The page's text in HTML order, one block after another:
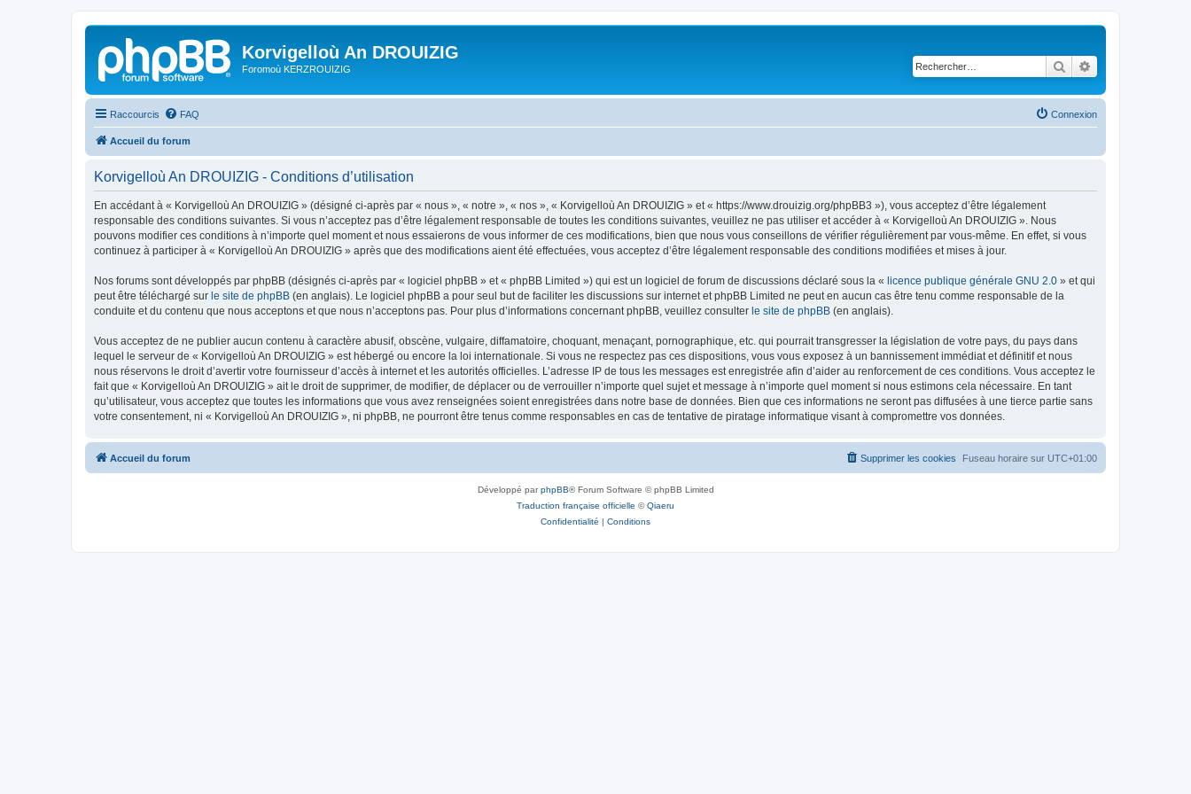
Korvigelloù An DROUIZIG
Foromoù KERZROUIZIG Rechercher
Raccourcis FAQ Connexion
Accueil du forum
Korvigelloù An DROUIZIG - Conditions d’utilisation
En accédant à « Korvigelloù An DROUIZIG » (désigné ci-après par « nous », « notre », « nos », « Korvigelloù An DROUIZIG » et « https://www.drouizig.org/phpBB3 »), vous acceptez d’être légalement
responsable des conditions suivantes. Si vous n’acceptez pas d’être légalement responsable de toutes les conditions suivantes, veuillez ne pas utiliser et accéder à « Korvigelloù An DROUIZIG ». Nous
pouvons modifier ces conditions à n’importe quel moment et nous essaierons de vous informer de ces modifications, bien que nous vous conseillons de vérifier régulièrement par vous-même. En effet, si vous
continuez à participer à « Korvigelloù An DROUIZIG » après que des modifications aient été effectuées, vous acceptez d’être légalement responsable des conditions modifiées et mises à jour.
Nos forums sont développés par phpBB (désignés ci-après par « logiciel phpBB » et « phpBB Limited ») qui est un logiciel de forum de discussions déclaré sous la « licence publique générale GNU 2.0 » et qui
peut être téléchargé sur le site de phpBB (en anglais). Le logiciel phpBB a pour seul but de faciliter les discussions sur internet et phpBB Limited ne peut en aucun cas être tenu comme responsable de la
conduite et du contenu que nous acceptons et que nous n’acceptons pas. Pour plus d’informations concernant phpBB, veuillez consulter le site de phpBB (en anglais).
Vous acceptez de ne publier aucun contenu à caractère abusif, obscène, vulgaire, diffamatoire, choquant, menaçant, pornographique, etc. qui pourrait transgresser la législation de votre pays, du pays dans
lequel le serveur de « Korvigelloù An DROUIZIG » est hébergé ou encore la loi internationale. Si vous ne respectez pas ces dispositions, vous vous exposez à un bannissement immédiat et définitif et nous
nous réservons le droit d’avertir votre fournisseur d’accès à internet et les autorités officielles. L’adresse IP de tous les messages est enregistrée afin d’aider au renforcement de ces conditions. Vous acceptez le
fait que « Korvigelloù An DROUIZIG » ait le droit de supprimer, de modifier, de déplacer ou de verrouiller n’importe quel sujet et message à n’importe quel moment si nous estimons cela nécessaire. En tant
qu’utilisateur, vous acceptez que toutes les informations que vous avez renseignées soient enregistrées dans notre base de données. Bien que ces informations ne seront pas diffusées à une tierce partie sans
votre consentement, ni « Korvigelloù An DROUIZIG », ni phpBB, ne pourront être tenus comme responsables en cas de tentative de piratage informatique visant à compromettre vos données.
Accueil du forum Fuseau horaire sur UTC+01:00
Supprimer les cookies
Développé parphpBB® Forum Software © phpBB Limited
Traduction française officielle ©Qiaeru
Confidentialité | Conditions